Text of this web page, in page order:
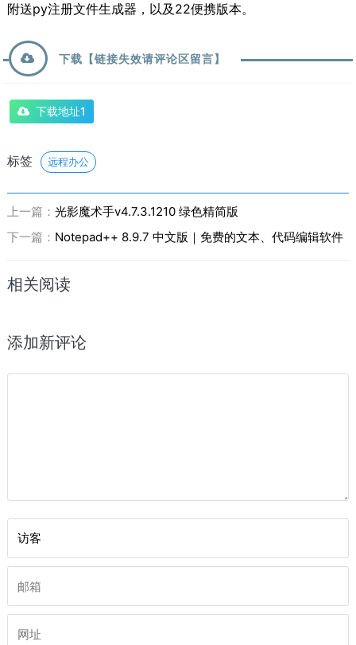
附送py注册文件生成器，以及22便携版本。
下载【链接失效请评论区留言】
下载地址1
标签 远程办公
上一篇：光影魔术手v4.7.3.1210 绿色精简版
下一篇： Notepad++ 8.9.7 中文版｜免费的文本、代码编辑软件
相关阅读
添加新评论